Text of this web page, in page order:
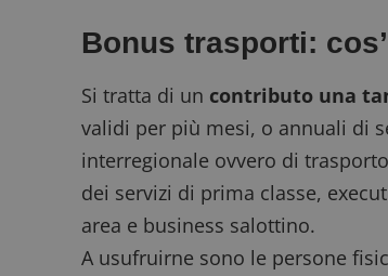
Bonus trasporti:
Si tratta di un contributo una
validi per più mesi, o annuali di
interregionale ovvero di
dei servizi di prima classe,
area e business salottino.
A usufruirne sono le persone